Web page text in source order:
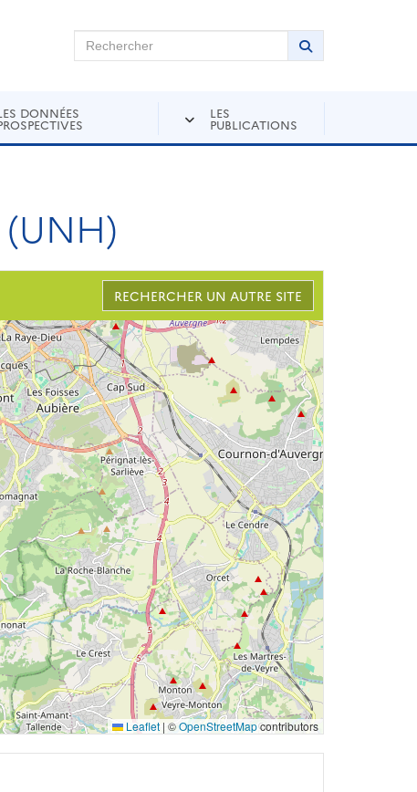
Rechercher sur Andra Inventaire Rechercher
Lancer la
DONNÉES LES
PUBLICATIONS
RECHERCHER UN AUTRE SITE
Leaflet | ©OpenStreetMapcontributors